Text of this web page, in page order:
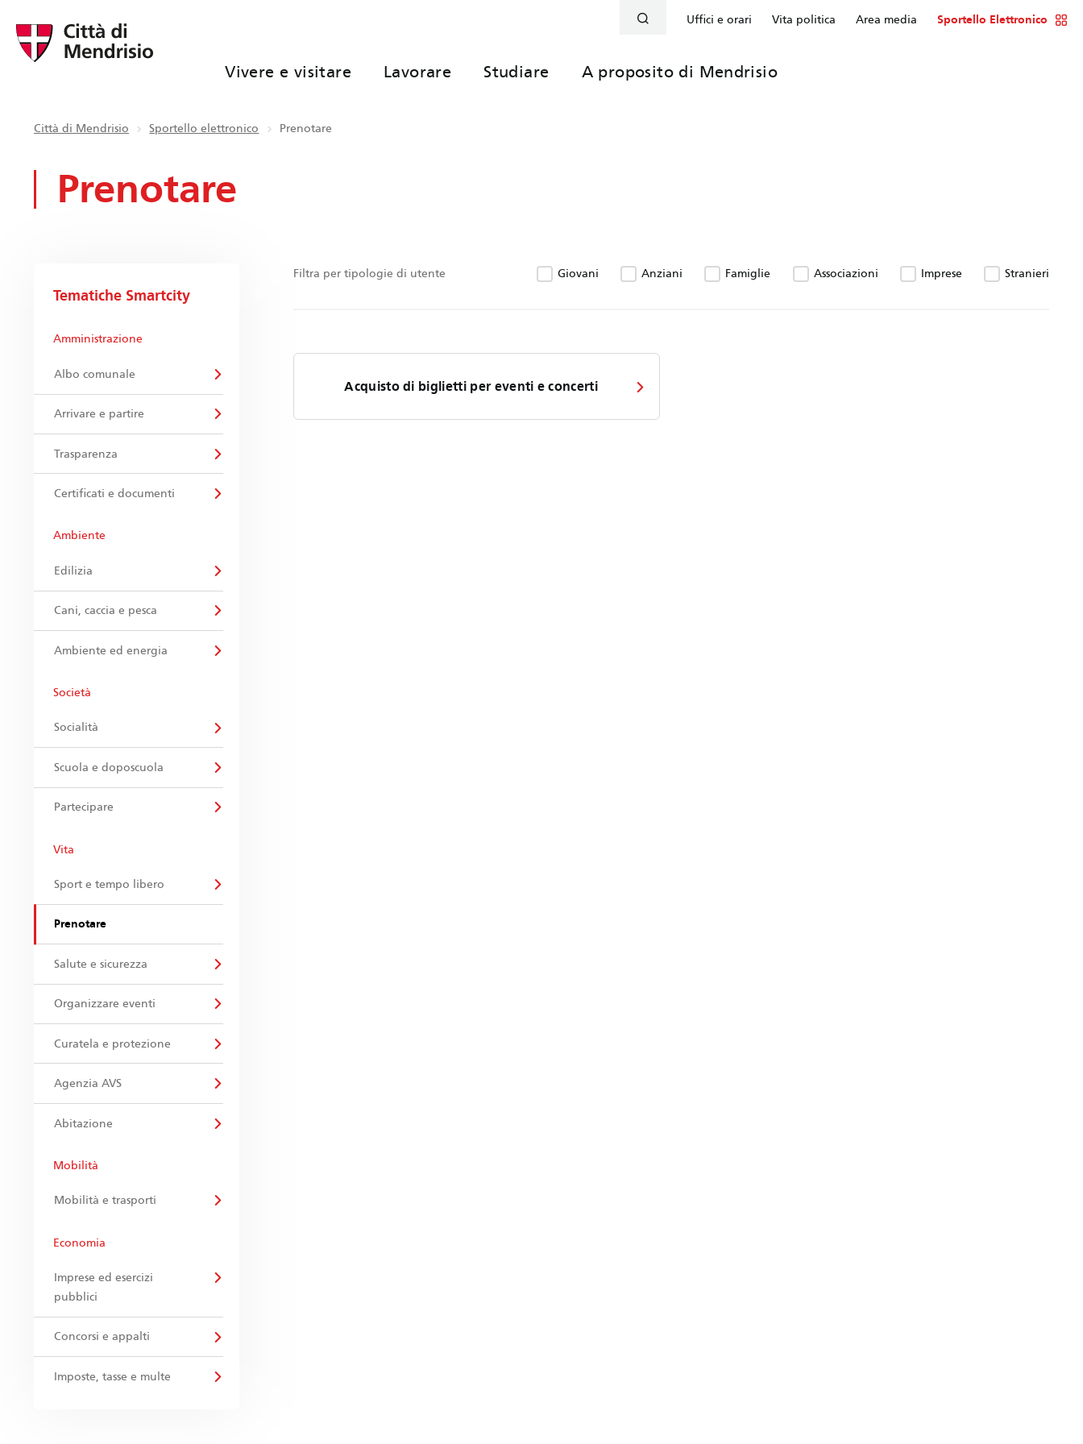
Uffici e orari Vita politica Area media Sportello Elettronico
Vivere e visitare Lavorare Studiare A proposito di Mendrisio
Città di Mendrisio Sportello elettronico Prenotare
Prenotare
Filtra per tipologie di utente Giovani Anziani Famiglie Associazioni Imprese Stranieri
Acquisto di biglietti per eventi e concerti
Tematiche Smartcity
Amministrazione
Albo comunale
Arrivare e partire
Trasparenza
Certificati e documenti
Ambiente
Edilizia
Cani, caccia e pesca
Ambiente ed energia
Società
Socialità
Scuola e doposcuola
Partecipare
Vita
Sport e tempo libero
Prenotare
Salute e sicurezza
Organizzare eventi
Curatela e protezione
Agenzia AVS
Abitazione
Mobilità
Mobilità e trasporti
Economia
Imprese ed esercizi
pubblici
Concorsi e appalti
Imposte, tasse e multe